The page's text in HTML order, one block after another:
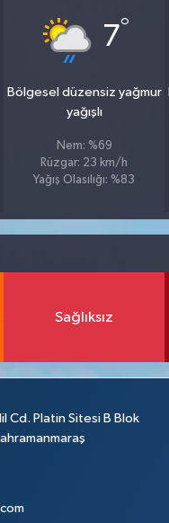
7°
Bölgesel düzensiz yağmur
yağışlı
Nem: %69
Rüzgar: 23 km/h
Yağış Olasılığı: %83
Sağlıksız
Cd. Platin Sitesi B Blok